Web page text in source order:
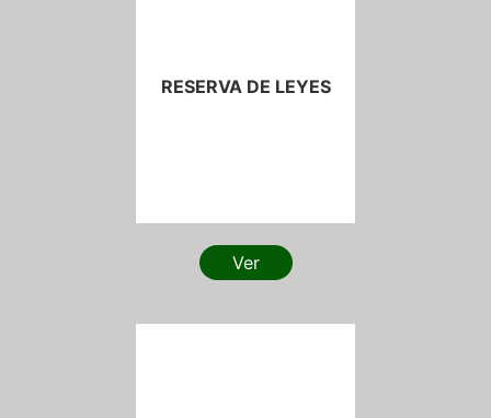
RESERVA DE LEYES
Ver